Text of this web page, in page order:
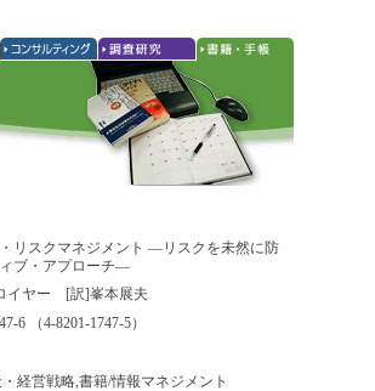
リスクマネジメント ―リスクを未然に防
ブ・アプローチ―
イヤー [訳]峯本展夫
6 （4-8201-1747-5）
経営戦略,書籍/情報マネジメント